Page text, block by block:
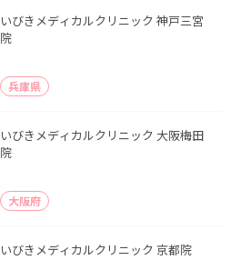
いびきメディカルクリニック 神戸三宮
院
兵庫県
いびきメディカルクリニック 大阪梅田
院
大阪府
いびきメディカルクリニック 京都院